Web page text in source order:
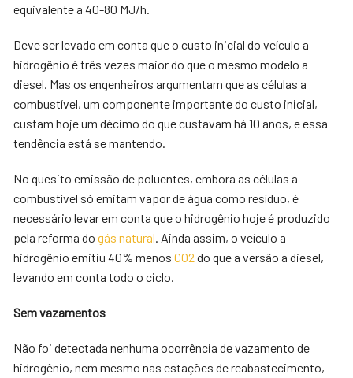
equivalente a 40-80 MJ/h.
Deve ser levado em conta que o custo inicial do veículo a
hidrogênio é três vezes maior do que o mesmo modelo a
diesel. Mas os engenheiros argumentam que as células a
combustível, um componente importante do custo inicial,
custam hoje um décimo do que custavam há 10 anos, e essa
tendência está se mantendo.
No quesito emissão de poluentes, embora as células a
combustível só emitam vapor de água como resíduo, é
necessário levar em conta que o hidrogênio hoje é produzido
pela reforma dogás natural. Ainda assim, o veículo a
hidrogênio emitiu 40% menosCO2 do que a versão a diesel,
levando em conta todo o ciclo.
Sem vazamentos
Não foi detectada nenhuma ocorrência de vazamento de
hidrogênio, nem mesmo nas estações de reabastecimento,